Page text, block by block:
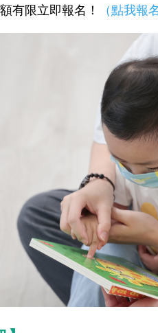
有限立即報名！
（點我報